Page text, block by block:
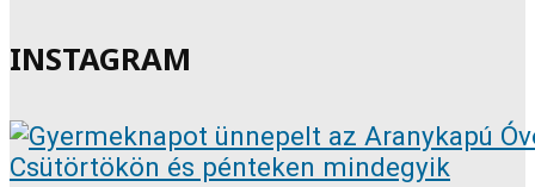
INSTAGRAM